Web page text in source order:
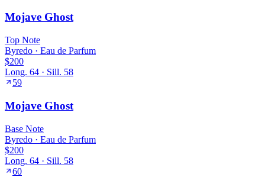
Mojave Ghost
Top Note
Byredo · Eau de Parfum
$200
Long. 64 · Sill. 58
59
Mojave Ghost
Base Note
Byredo · Eau de Parfum
$200
Long. 64 · Sill. 58
60